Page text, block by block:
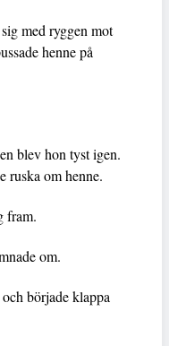
med ryggen mot
henne på
blev hon tyst igen.
ruska om henne.
fram.
om.
började klappa